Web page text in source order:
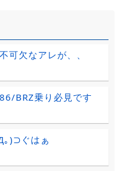
可欠なアレが、、
BRZ乗り必見です
)⊃ぐはぁ